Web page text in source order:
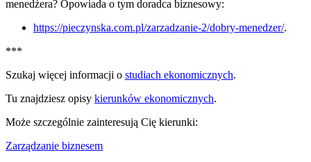
menedżera? Opowiada o tym doradca biznesowy:
https://pieczynska.com.pl/zarzadzanie-2/dobry-menedzer/.
***
Szukaj więcej informacji o studiach ekonomicznych.
Tu znajdziesz opisy kierunków ekonomicznych.
Może szczególnie zainteresują Cię kierunki:
Zarządzanie biznesem